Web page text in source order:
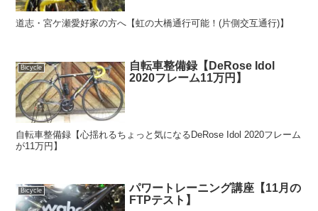
道志・宮ケ瀬愛好家の方へ【虹の大橋通行可能！(片側交互通行)】
Bicycle
自転車整備録【DeRose Idol
2020フレーム11万円】
自転車整備録【心揺れるちょっと気になるDeRose Idol 2020フレーム
が11万円】
Bicycle
パワートレーニング講座【11月の
FTPテスト】